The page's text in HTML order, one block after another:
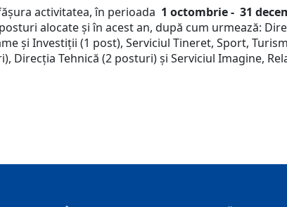
activitatea, în perioada 1 octombrie - 31
alocate și în acest an, după cum urmează:
și Investiții (1 post), Serviciul Tineret, Sport,
Direcția Tehnică (2 posturi) și Serviciul Imagine,